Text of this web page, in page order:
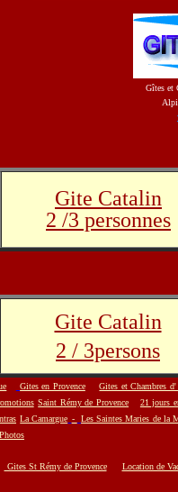
Gîtes et
Gite Catalin
2 /3 personnes
Gite Catalin
2 / 3persons
Gites en Provence
Gites et Chambres d'
Saint Rémy de Provence
21 jours
La Camargue -
Les Saintes Maries de la
Photos
Gites St Rémy de Provence Location de